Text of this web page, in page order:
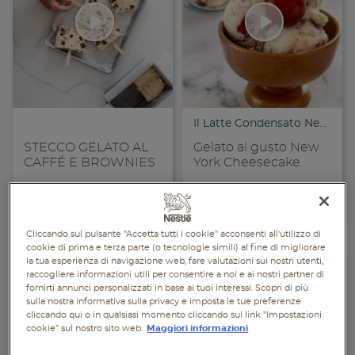
Piatti unici
Dolci
Senza lattosio
STECCO GELATO AL
CAFFÉ E BROWNIES
Apri condivisione
Il Latte Condensato Nestlé
Gelato al gusto New
York Cheesecake
Cliccando sul pulsante "Accetta tutti i cookie" acconsenti all'utilizzo di
cookie di prima e terza parte (o tecnologie simili) al fine di migliorare
la tua esperienza di navigazione web, fare valutazioni sui nostri utenti,
raccogliere informazioni utili per consentire a noi e ai nostri partner di
fornirti annunci personalizzati in base ai tuoi interessi. Scopri di più
sulla nostra informativa sulla privacy e imposta le tue preferenze
cliccando qui o in qualsiasi momento cliccando sul link "Impostazioni
cookie" sul nostro sito web.
Maggiori informazioni